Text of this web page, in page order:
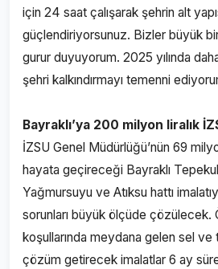
için 24 saat çalışarak şehrin alt
güçlendiriyorsunuz. Bizler büyük
gurur duyuyorum. 2025 yılında
şehri kalkındırmayı temenni
Bayraklı’ya 200 milyon liralık
İZSU Genel Müdürlüğü’nün 69
hayata geçireceği Bayraklı
Yağmursuyu ve Atıksu hattı
sorunları büyük ölçüde çözülecek.
koşullarında meydana gelen sel ve
çözüm getirecek imalatlar 6 ay